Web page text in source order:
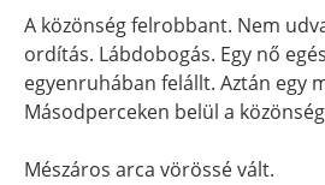
A közönség felrobbant. Nem
ordítás. Lábdobogás. Egy nő
egyenruhában felállt. Aztán egy
Másodperceken belül a
Mészáros arca vörössé vált.